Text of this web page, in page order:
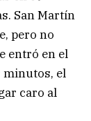
San Martín
pero no
entró en el
minutos, el
caro al